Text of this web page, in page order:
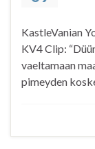
KastleVanian
KV4 Clip:
vaeltamaan
pimeyden